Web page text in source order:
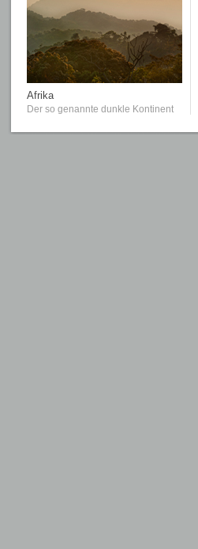
Afrika
Der so genannte dunkle Kontinent